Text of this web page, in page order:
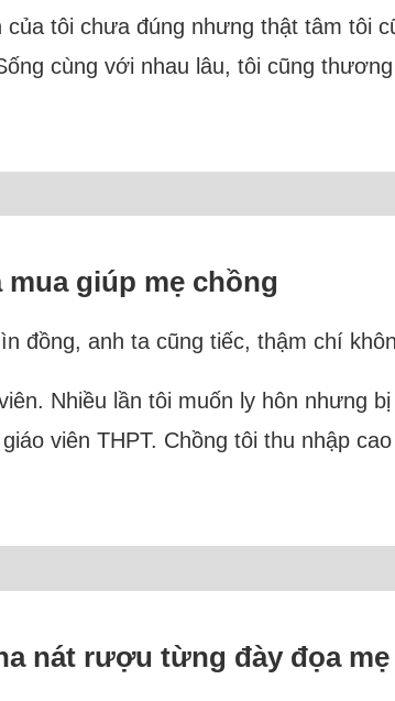
tôi chưa đúng nhưng thật tâm tôi
cùng với nhau lâu, tôi cũng
giúp mẹ chồng
đồng, anh ta cũng tiếc, thậm chí
Nhiều lần tôi muốn ly hôn nhưng
viên THPT. Chồng tôi thu nhập
nát rượu từng đày đọa mẹ